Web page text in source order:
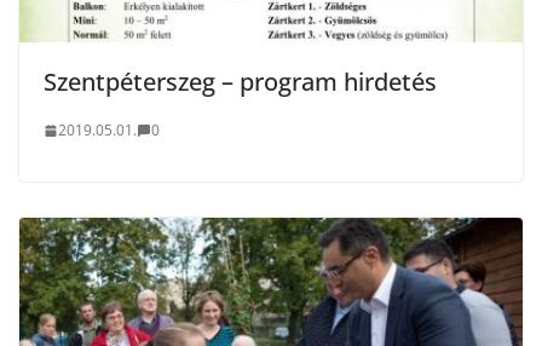
Szentpéterszeg – program hirdetés
2019.05.01. 0